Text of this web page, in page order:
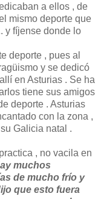
a ellos , de
mismo deporte que
y fíjense donde lo
deporte , pues al
y se dedicó
en Asturias . Se ha
tiene sus amigos
deporte . Asturias
con la zona ,
Galicia natal .
, no vacila en
muchos
de mucho frío y
que esto fuera